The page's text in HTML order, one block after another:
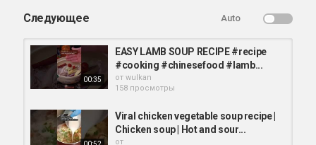
Следующее Auto
00:35
EASY LAMB SOUP RECIPE #recipe
#cooking #chinesefood #lamb...
от wulkan
158 просмотры
Viral chicken vegetable soup recipe |
Chicken soup | Hot and sour...
от